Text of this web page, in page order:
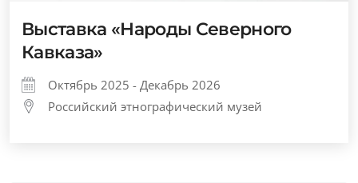
Выставка «Народы Северного
Кавказа»
Октябрь 2025 - Декабрь 2026
Российский этнографический музей